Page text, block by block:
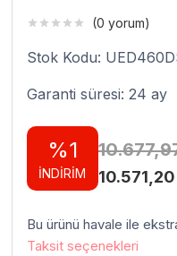
(0 yorum)
Stok Kodu:
Garanti süresi: 24 ay
%1
İNDİRİM
Orijinal
10.677,97
10.571,20
Bu ürünü havale ile
Taksit seçenekleri